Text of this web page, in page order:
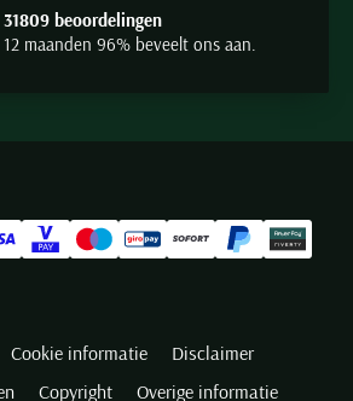
31809 beoordelingen
maanden 96% beveelt ons aan.
Cookie informatie
Disclaimer
Copyright Overige informatie